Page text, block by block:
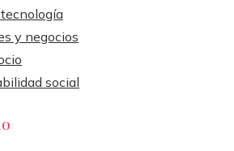
y negocios
social